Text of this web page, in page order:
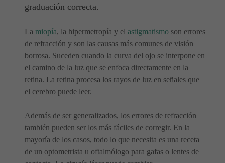
graduación correcta.
La miopía, la hipermetropía y el astigmatismo son errores
de refracción y son las causas más comunes de visión
borrosa. Suceden cuando la curva del ojo se interpone en
el camino de la luz que se enfoca directamente en la
retina. La retina procesa los rayos de luz en señales que
el cerebro puede leer.
Además de ser generalizados, los errores de refracción
también pueden ser los más fáciles de corregir. En la
mayoría de los casos, todo lo que necesita es una receta
de un optometrista u oftalmólogo para gafas o lentes de